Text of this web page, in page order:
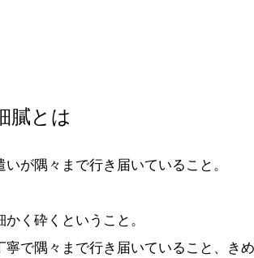
膩とは
いが隅々まで行き届いていること。
かく砕くということ。
寧で隅々まで行き届いていること、き